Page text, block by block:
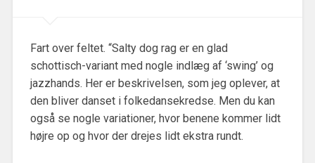
Fart over feltet. “Salty dog rag er en glad
schottisch-variant med nogle indlæg af ‘swing’ og
jazzhands. Her er beskrivelsen, som jeg oplever, at
den bliver danset i folkedansekredse. Men du kan
også se nogle variationer, hvor benene kommer lidt
højre op og hvor der drejes lidt ekstra rundt.